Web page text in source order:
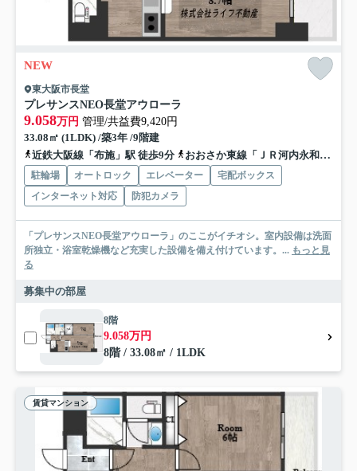
NEW
東大阪市長堂
プレサンスNEO長堂アウローラ
9.058万円 管理/共益費9,420円
33.08㎡ (1LDK) /築3年 /9階建
近鉄大阪線「布施」駅 徒歩9分
おおさか東線「ＪＲ河内永和」駅 徒歩15分
駐輪場 オートロック エレベーター
宅配ボックス
インターネット対応
防犯カメラ
「プレサンスNEO長堂アウローラ」のここがイチオシ。室内設備は洗面
所独立・浴室乾燥機など充実した設備を備え付けています。... もっと見
る
募集中の部屋
8階
9.058万円
8階 / 33.08㎡ / 1LDK
賃貸マンション